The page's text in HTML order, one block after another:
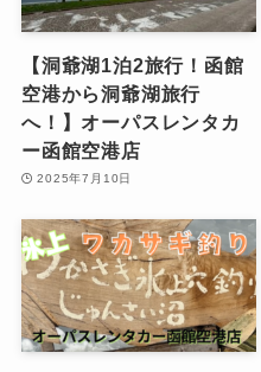
【洞爺湖1泊2旅行！函館
空港から洞爺湖旅行
へ！】オーパスレンタカ
ー函館空港店
2025年7月10日